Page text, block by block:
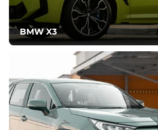
BMW X3